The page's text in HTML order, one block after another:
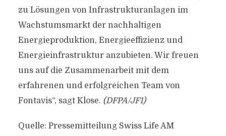
zu Lösungen von Infrastrukturanlagen im
Wachstumsmarkt der nachhaltigen
Energieproduktion, Energieeffizienz und
Energieinfrastruktur anzubieten. Wir freuen
uns auf die Zusammenarbeit mit dem
erfahrenen und erfolgreichen Team von
Fontavis“, sagt Klose. (DFPA/JF1)
Quelle: Pressemitteilung Swiss Life AM